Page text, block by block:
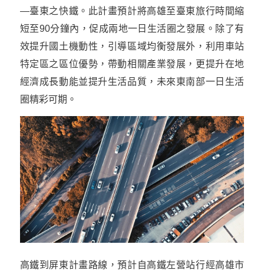
—臺東之快鐵。此計畫預計將高雄至臺東旅行時間縮
短至90分鐘內，促成兩地一日生活圈之發展。除了有
效提升國土機動性，引導區域均衡發展外，利用車站
特定區之區位優勢，帶動相關產業發展，更提升在地
經濟成長動能並提升生活品質，未來東南部一日生活
圈精彩可期。
高鐵到屏東計畫路線，預計自高鐵左營站行經高雄市